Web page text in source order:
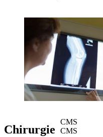
Chirurgie
CMS
CMS